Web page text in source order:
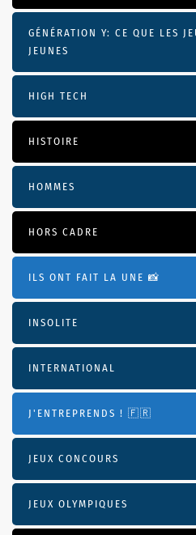
GÉNÉRATION Y: CE QUE LES
JEUNES
HIGH TECH
HISTOIRE
HOMMES
HORS CADRE
ILS ONT FAIT LA UNE 📸
INSOLITE
INTERNATIONAL
J'ENTREPRENDS ! 🇫🇷
JEUX CONCOURS
JEUX OLYMPIQUES